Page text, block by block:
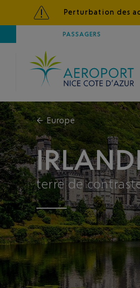
Perturbation des
PASSAGERS
AÉROPORTNICE CÔTE
← Europe
terre de